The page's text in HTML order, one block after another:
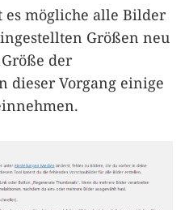
mögliche alle Bilder
Größen neu
der
dieser Vorgang einige